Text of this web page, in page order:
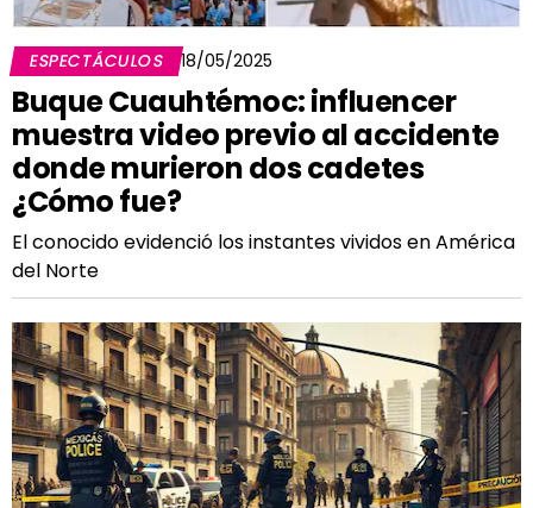
ESPECTÁCULOS 18/05/2025
Buque Cuauhtémoc: influencer
muestra video previo al accidente
donde murieron dos cadetes
¿Cómo fue?
El conocido evidenció los instantes vividos en América
del Norte